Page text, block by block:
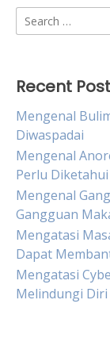
Search
for:
Recent
Mengenal
Diwaspadai
Mengenal
Perlu Diketahui
Mengenal
Gangguan
Mengatasi
Dapat
Mengatasi
Melindungi Diri